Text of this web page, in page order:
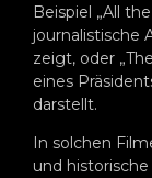
Beispiel „All
journalistische
zeigt, oder
eines
darstellt.
In solchen
und